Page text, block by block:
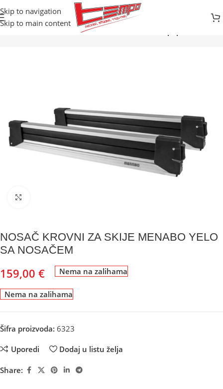
Skip to navigation
Skip to main content
SKI/SNB NOSAČI ZA AUTO
NOSAČ KROVNI ZA SKIJE MENABO YELO
SA NOSAČEM
159,00 € Nema na zalihama
Nema na zalihama
Šifra proizvoda: 6323
Uporedi Dodaj u listu želja
Share: